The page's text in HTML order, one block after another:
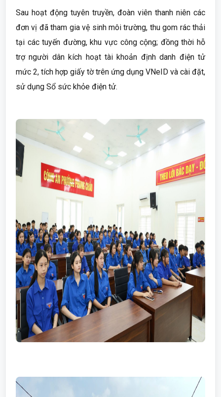
Sau hoạt động tuyên truyền, đoàn viên thanh niên các
đơn vị đã tham gia vệ sinh môi trường, thu gom rác thải
tại các tuyến đường, khu vực công cộng; đồng thời hỗ
trợ người dân kích hoạt tài khoản định danh điện tử
mức 2, tích hợp giấy tờ trên ứng dụng VNeID và cài đặt,
sử dụng Sổ sức khỏe điện tử.